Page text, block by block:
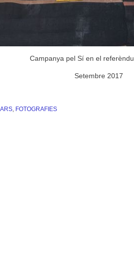
Campanya pel Sí en el
Setembre 2017
, FOTOGRAFIES